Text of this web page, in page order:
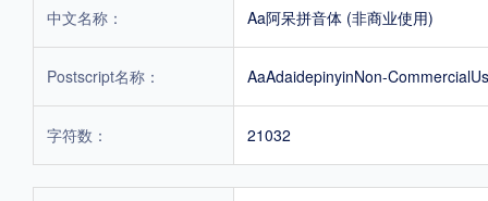
POP字体下载 字库打包下载 海报素材下载
字体新闻 字体文章 字体程序 字体人物 字体网站
中文名称： Aa阿呆拼音体 (非商业使用)
Postscript名称： AaAdaidepinyinNon-
字符数： 21032